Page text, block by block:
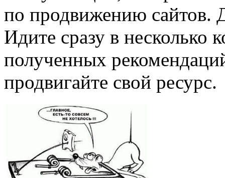
по продвижению сайтов.
Идите сразу в несколько
полученных
продвигайте свой ресурс.